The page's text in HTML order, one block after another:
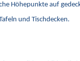
Höhepunkte auf
und Tischdecken.